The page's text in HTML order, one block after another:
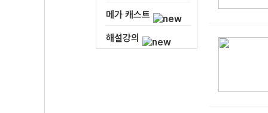
메가 캐스트
해설강의